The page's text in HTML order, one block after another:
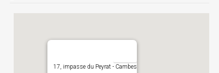
17, impasse du Peyrat - Cambes